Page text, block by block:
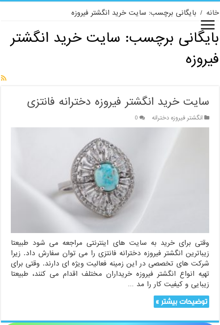
خانه / بایگانی برچسب: سایت خرید انگشتر فیروزه
بایگانی برچسب: سایت خرید انگشتر
فیروزه
سایت خرید انگشتر فیروزه دخترانه فانتزی
انگشتر فیروزه دخترانه 0
وقتی برای خرید به سایت های اینترنتی مراجعه می شود طبیعتا
زیباترین انگشتر فیروزه دخترانه فانتزی را می توان سفارش داد. زیرا
شرکت های تخصصی در این زمینه فعالیت ویژه ای دارند. وقتی برای
تهیه انواع انگشتر فیروزه خریداران مختلف اقدام می کنند، طبیعتا
زیبایی و کیفیت کار را مد …
توضیحات بیشتر »